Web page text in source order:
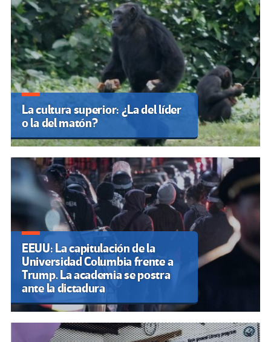
La cultura superior: ¿La del líder
o la del matón?
EEUU: La capitulación de la
Universidad Columbia frente a
Trump. La academia se postra
ante la dictadura